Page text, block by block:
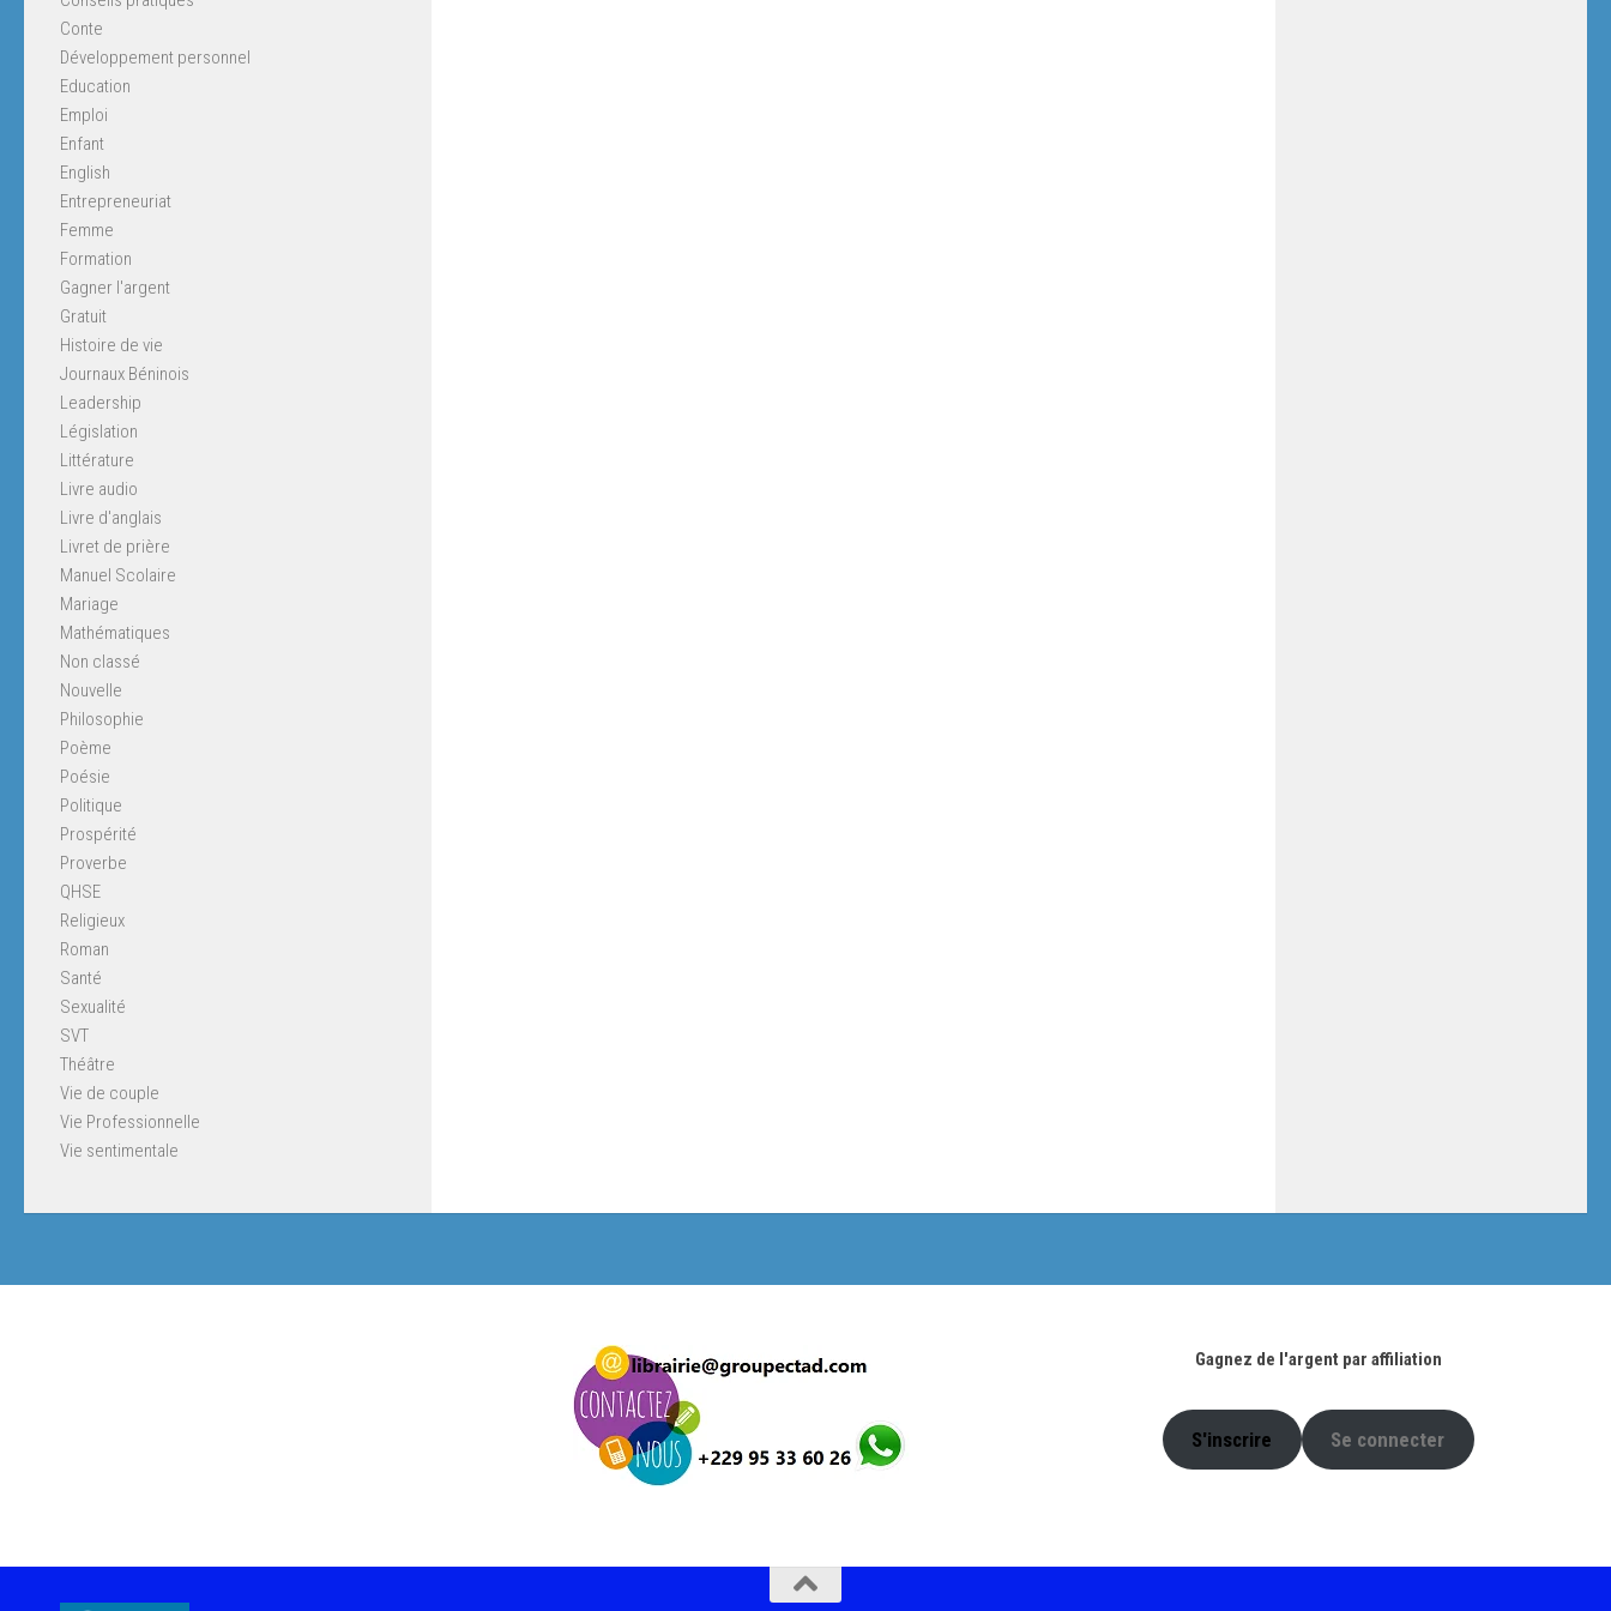
Conte
Développement personnel
Education
Emploi
Enfant
English
Entrepreneuriat
Femme
Formation
Gagner l'argent
Gratuit
Histoire de vie
Journaux Béninois
Leadership
Législation
Littérature
Livre audio
Livre d'anglais
Livret de prière
Manuel Scolaire
Mariage
Mathématiques
Non classé
Nouvelle
Philosophie
Poème
Poésie
Politique
Prospérité
Proverbe
QHSE
Religieux
Roman
Santé
Sexualité
SVT
Théâtre
Vie de couple
Vie Professionnelle
Vie sentimentale
Gagnez de l'argent par affiliation
S'inscrire Se connecter